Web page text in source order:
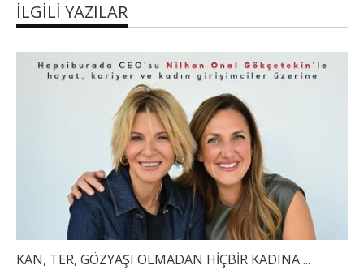
İLGILI YAZILAR
KAN, TER, GÖZYAŞI OLMADAN HİÇBİR KADINA ...